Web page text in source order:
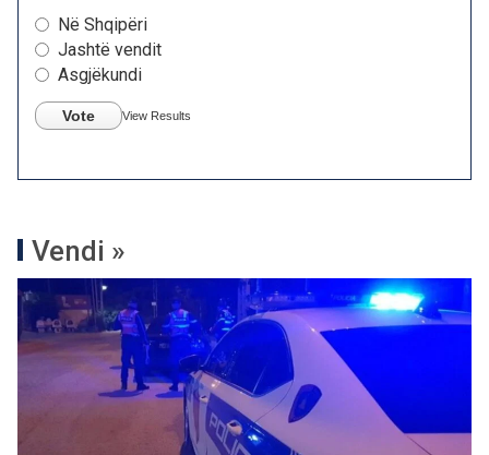
Në Shqipëri
Jashtë vendit
Asgjëkundi
Vote View Results
Vendi »